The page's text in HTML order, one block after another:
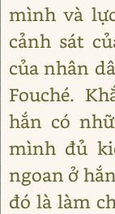
mình và
cảnh sát
của nhân
Fouché.
hắn có
mình đủ
ngoan ở
đó là làm